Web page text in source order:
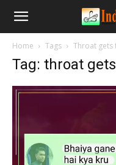
Home Tags Throat gets
Tag: throat